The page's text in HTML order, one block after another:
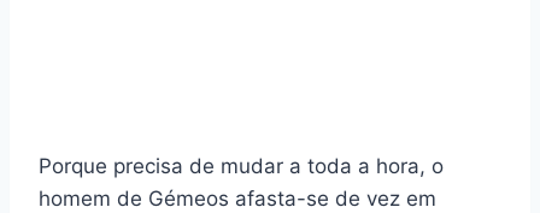
Porque precisa de mudar a toda a hora, o
homem de Gémeos afasta-se de vez em